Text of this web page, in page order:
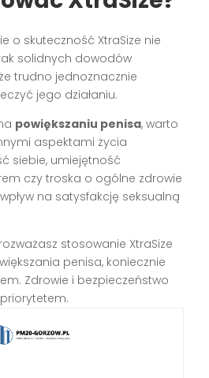
o skuteczność XtraSize nie
solidnych dowodów
trudno jednoznacznie
jego działaniu.
powiększaniu penisa, warto
aspektami życia
siebie, umiejętność
czy troska o ogólne zdrowie
na satysfakcję seksualną
stosowanie XtraSize
penisa, koniecznie
Zdrowie i bezpieczeństwo